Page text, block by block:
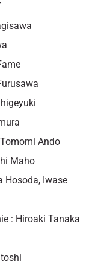
Ando
Maho
Hosoda, Iwase
: Hiroaki Tanaka